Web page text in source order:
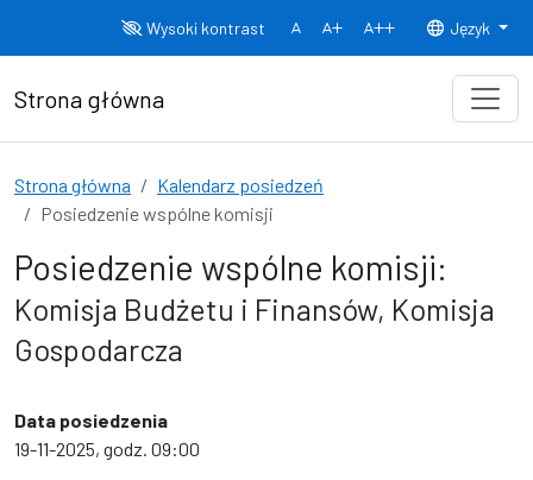
Wysoki kontrast
Normalny rozmiar czcionki
Rozmiar czcionki 150% Rozmiar
Język
Strona główna
Strona główna
Kalendarz posiedzeń
Posiedzenie wspólne komisji
Posiedzenie wspólne komisji:
Komisja Budżetu i Finansów, Komisja
Gospodarcza
Data posiedzenia
19-11-2025, godz. 09:00